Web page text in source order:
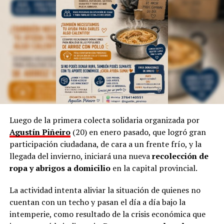
según indicó.
Sin embargo, aclara que, a pesar de la tecnología
dominante, incluso en la cultura, siempre “habrá una
necesidad de volver a simple”.
Por otra parte, Marinoni admite que el arte suele ser
provocador, así como las manifestaciones populares de
las niñas representando a lasVírgenes, como también
los tamborileros afroamericanos que se mezclan con las
costumbres tradicionales correntinas durante enero. “A
veces no entendemos la cultura del Litoral”, define.
En esa línea, en 2014, Marinoni incluyó al
Curupí , el
personaje de la mitología guaraní que tiene un pene
largo y envuelto en su cuerpo, un hecho que significó
una gran polémica en el anfiteatro Mario del Tránsito
Cocomarola, de Corrientes, donde se hacía e festival
Luego de la primera colecta solidaria organizada por
Agustín Piñeiro(20) en enero pasado, que logró gran
participación ciudadana, de cara a un frente frío, y la
llegada del invierno, iniciará una nuevarecolección de
ropa y abrigos a domicilioen la capital provincial.
La actividad intenta aliviar la situación de quienes no
cuentan con un techo y pasan el día a día bajo la
intemperie, como resultado de la crisis económica que